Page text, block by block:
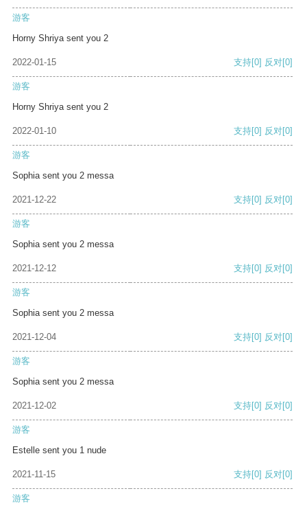
游客
Horny Shriya sent you 2
2022-01-15 支持[0] 反对[0]
游客
Horny Shriya sent you 2
2022-01-10 支持[0] 反对[0]
游客
Sophia sent you 2 messa
2021-12-22 支持[0] 反对[0]
游客
Sophia sent you 2 messa
2021-12-12 支持[0] 反对[0]
游客
Sophia sent you 2 messa
2021-12-04 支持[0] 反对[0]
游客
Sophia sent you 2 messa
2021-12-02 支持[0] 反对[0]
游客
Estelle sent you 1 nude
2021-11-15 支持[0] 反对[0]
游客